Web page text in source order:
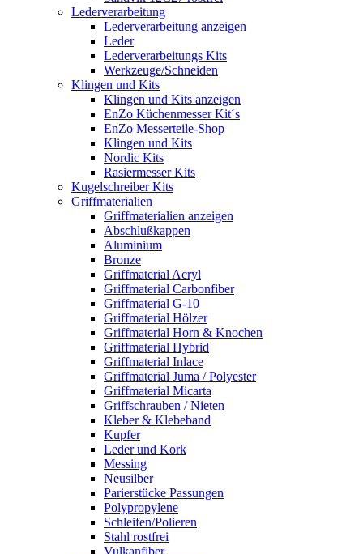
Lederverarbeitung
Lederverarbeitung anzeigen
Leder
Lederverarbeitungs Kits
Werkzeuge/Schneiden
Klingen und Kits
Klingen und Kits anzeigen
EnZo Küchenmesser Kit´s
EnZo Messerteile-Shop
Klingen und Kits
Nordic Kits
Rasiermesser Kits
Kugelschreiber Kits
Griffmaterialien
Griffmaterialien anzeigen
Abschlußkappen
Aluminium
Bronze
Griffmaterial Acryl
Griffmaterial Carbonfiber
Griffmaterial G-10
Griffmaterial Hölzer
Griffmaterial Horn & Knochen
Griffmaterial Hybrid
Griffmaterial Inlace
Griffmaterial Juma / Polyester
Griffmaterial Micarta
Griffschrauben / Nieten
Kleber & Klebeband
Kupfer
Leder und Kork
Messing
Neusilber
Parierstücke Passungen
Polypropylene
Schleifen/Polieren
Stahl rostfrei
Vulkanfiber